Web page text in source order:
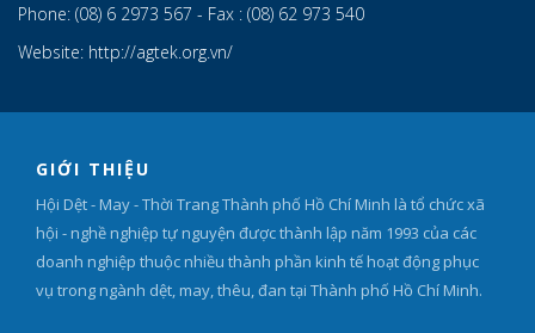
Phone: (08) 6 2973 567 - Fax : (08) 62 973 540
Website: http://agtek.org.vn/
GIỚI THIỆU
Hội Dệt - May - Thời Trang Thành phố Hồ Chí Minh là tổ chức xã
hội - nghề nghiệp tự nguyện được thành lập năm 1993 của các
doanh nghiệp thuộc nhiều thành phần kinh tế hoạt động phục
vụ trong ngành dệt, may, thêu, đan tại Thành phố Hồ Chí Minh.